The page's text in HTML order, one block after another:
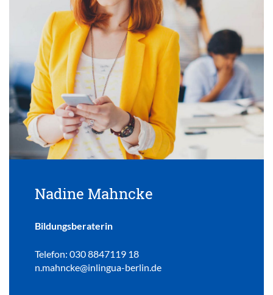
Nadine Mahncke
Bildungsberaterin
Telefon: 030 8847119 18
n.mahncke@inlingua-berlin.de